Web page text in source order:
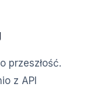
przeszłość.
z API